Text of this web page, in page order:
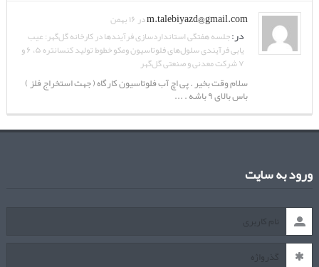
m.talebiyazd@gmail.comدر ۱۶ بهمن
در:جلسه هفتگی استانداردسازی فرآیندها در کارخانه گل‌گهر: عیب
یابی فرآیندی سلول‌های فلوتاسیون ومکو خطوط تولید کنسانتره ۵، ۶ و
۷ شرکت معدنی و صنعتی گل‌گهر
سلام وقت بخیر . پی اچ آب فلوتاسیون کارگاه ( جهت استخراج فلز )
باس بالای ۹ باشه . ...
ورود به سایت